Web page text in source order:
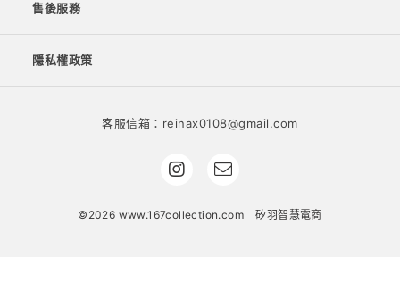
售後服務
隱私權政策
客服信箱：reinax0108@gmail.com
©2026 www.167collection.com 矽羽智慧電商